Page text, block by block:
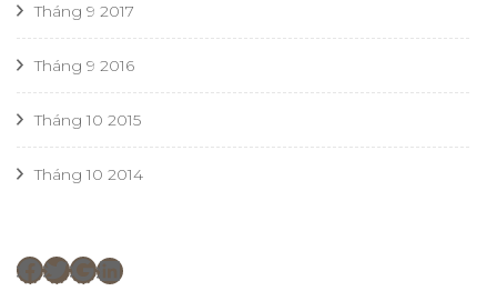
Tháng 9 2017
Tháng 9 2016
Tháng 10 2015
Tháng 10 2014
Facebook
Twitter
Google
LinkedIn